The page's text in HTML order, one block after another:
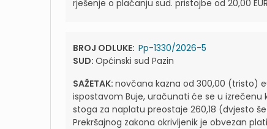
rješenje o plaćanju sud. pristojbe od 20,00
BROJ ODLUKE: Pp-1330/2026-5
SUD: Općinski sud Pazin
SAŽETAK: novčana kazna od 300,00 (tristo)
ispostavom Buje, uračunati će se u
stoga za naplatu preostaje 260,18 (dvjesto
Prekršajnog zakona okrivljenik je obvezan